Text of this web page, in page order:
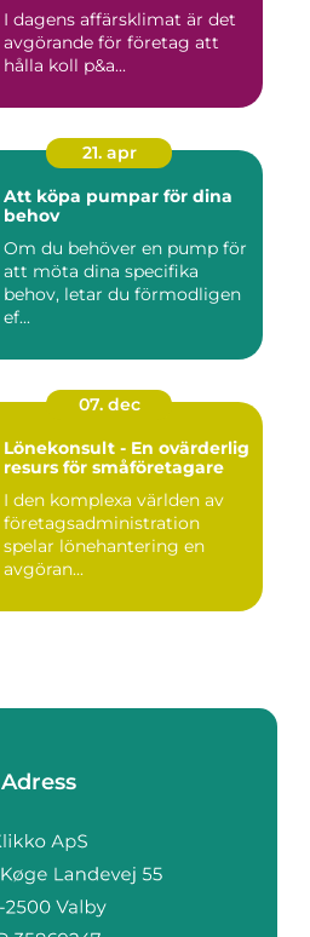
I dagens affärsklimat är det
avgörande för företag att
hålla koll p&a...
21. apr
Att köpa pumpar för dina
behov
Om du behöver en pump för
att möta dina specifika
behov, letar du förmodligen
ef...
07. dec
Lönekonsult - En ovärderlig
resurs för småföretagare
I den komplexa världen av
företagsadministration
spelar lönehantering en
avgöran...
Adress